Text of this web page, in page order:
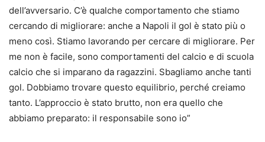
dell’avversario. C’è qualche comportamento che stiamo
cercando di migliorare: anche a Napoli il gol è stato più o
meno così. Stiamo lavorando per cercare di migliorare. Per
me non è facile, sono comportamenti del calcio e di scuola
calcio che si imparano da ragazzini. Sbagliamo anche tanti
gol. Dobbiamo trovare questo equilibrio, perché creiamo
tanto. L’approccio è stato brutto, non era quello che
abbiamo preparato: il responsabile sono io”